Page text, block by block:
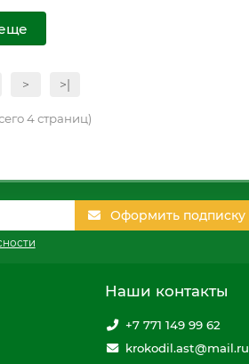
> >|
4 страниц)
Оформить подписку
Наши контакты
+7 771 149 99 62
krokodil.ast@mail.ru